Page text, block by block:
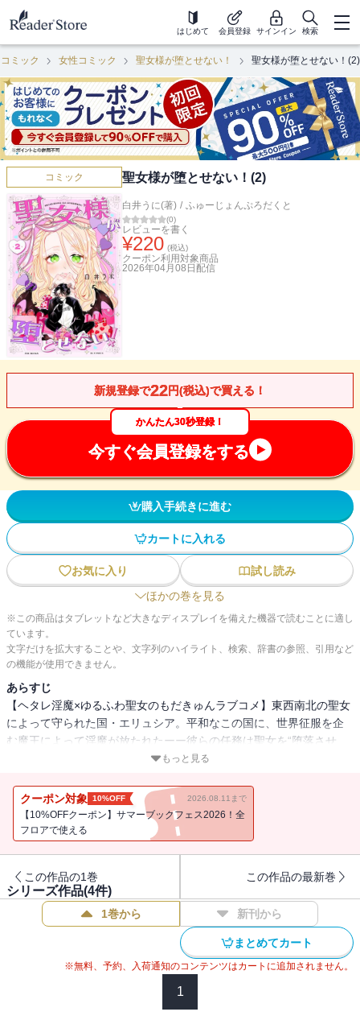
はじめて 会員登録 サインイン 検索
コミック 女性コミック 聖女様が堕とせない！ 聖女様が堕とせない！(2)
コミック 聖女様が堕とせない！(2)
白井うに(著) / ふゅーじょんぷろだくと
(0)
レビューを書く
¥220 (税込)
クーポン利用対象商品
2026年04月08日 配信
新規登録で22円(税込)で買える！
かんたん30秒登録！
今すぐ会員登録をする
購入手続きに進む
カートに入れる
お気に入り
試し読み
ほかの巻を見る
※この商品はタブレットなど大きなディスプレイを備えた機器で読むことに適し
ています。
文字だけを拡大することや、文字列のハイライト、検索、辞書の参照、引用など
の機能が使用できません。
あらすじ
【ヘタレ淫魔×ゆるふわ聖女のもだきゅんラブコメ】東西南北の聖女
によって守られた国・エリュシア。平和なこの国に、世界征服を企
む魔王によって淫魔が放たれたーー彼らの任務は聖女を“堕落させ
る”こと。東の聖女・リリアを狙うことになったカミュクは、改心し
て快楽漬けにしてやろうと目論むが、いざ純真無垢な彼女を前にす
ると手が出せない・・・・・・！！果たして、カミュクは任務を達
成できるのか！？
もっと見る
クーポン対象 10%OFF 2026.08.11まで
【10%OFFクーポン】サマーブックフェス2026！全
フロアで使える
この作品の1巻 この作品の最新巻
シリーズ作品(4件)
1巻から 新刊から
まとめてカート
※無料、予約、入荷通知のコンテンツはカートに追加されません。
1